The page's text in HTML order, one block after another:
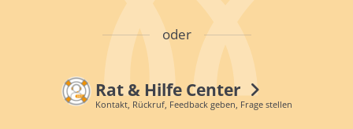
oder
Rat & Hilfe Center
Kontakt, Rückruf, Feedback geben, Frage stellen